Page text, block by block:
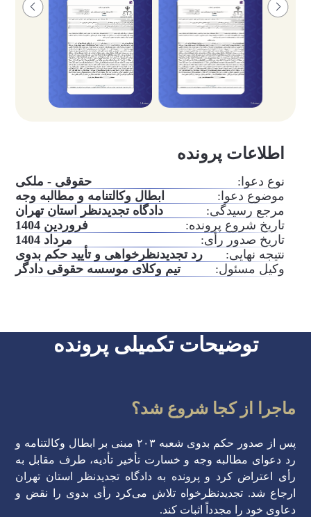
اطلاعات پرونده
نوع دعوا:
حقوقی - ملکی
موضوع دعوا:
ابطال وکالتنامه و مطالبه وجه
مرجع رسیدگی:
دادگاه تجدیدنظر استان تهران
تاریخ شروع پرونده:
فروردین 1404
تاریخ صدور رأی:
مرداد 1404
نتیجه نهایی:
رد تجدیدنظرخواهی و تأیید حکم بدوی
وکیل مسئول:
تیم وکلای موسسه حقوقی دادگر
توضیحات تکمیلی پرونده
ماجرا از کجا شروع شد؟
پس از صدور حکم بدوی شعبه ۲۰۳ مبنی بر ابطال وکالتنامه و
رد دعوای مطالبه وجه و خسارت تأخیر تأدیه، طرف مقابل به
رأی اعتراض کرد و پرونده به دادگاه تجدیدنظر استان تهران
ارجاع شد. تجدیدنظرخواه تلاش می‌کرد رأی بدوی را نقض و
دعاوی خود را مجدداً اثبات کند.